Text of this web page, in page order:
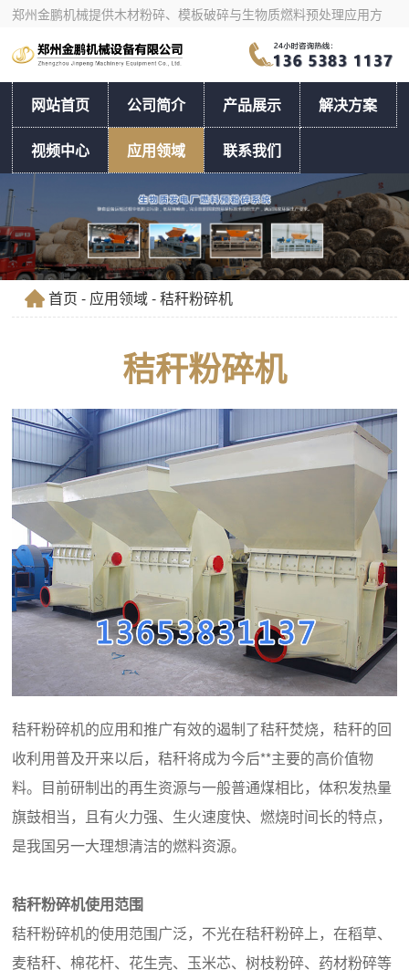
郑州金鹏机械提供木材粉碎、模板破碎与生物质燃料预处理应用方
案，支持按物料和产量选型。
网站首页 公司简介 产品展示 解决方案
视频中心 应用领域 联系我们
首页 - 应用领域- 秸秆粉碎机
秸秆粉碎机
秸秆粉碎机的应用和推广有效的遏制了秸秆焚烧，秸秆的回
收利用普及开来以后，秸秆将成为今后**主要的高价值物
料。目前研制出的再生资源与一般普通煤相比，体积发热量
旗鼓相当，且有火力强、生火速度快、燃烧时间长的特点，
是我国另一大理想清洁的燃料资源。
秸秆粉碎机使用范围
秸秆粉碎机的使用范围广泛，不光在秸秆粉碎上，在稻草、
麦秸秆、棉花杆、花生壳、玉米芯、树枝粉碎、药材粉碎等